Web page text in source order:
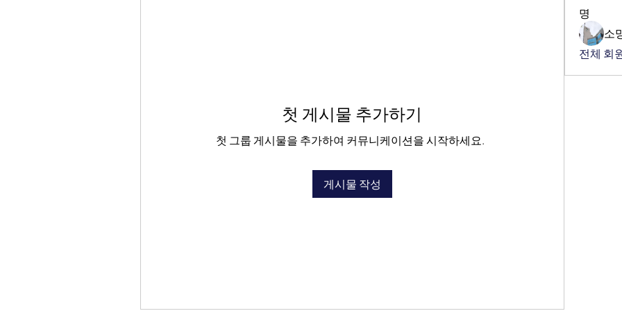
첫 게시물 추가하기
첫 그룹 게시물을 추가하여 커뮤니케이션을 시작하세요.
게시물 작성
명
소
전체 회